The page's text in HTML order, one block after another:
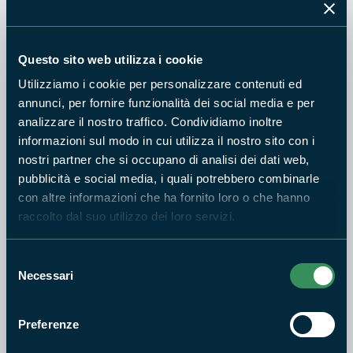
Questo sito web utilizza i cookie
Utilizziamo i cookie per personalizzare contenuti ed
annunci, per fornire funzionalità dei social media e per
analizzare il nostro traffico. Condividiamo inoltre
informazioni sul modo in cui utilizza il nostro sito con i
nostri partner che si occupano di analisi dei dati web,
pubblicità e social media, i quali potrebbero combinarle
con altre informazioni che ha fornito loro o che hanno
raccolto dal suo utilizzo dei loro servizi.
delNecessari
Preferenze
PARCO MONTI AUSONI E LAGO DI FONDI
Avviso pubblico per la
consultazione degli
stakeholders ai fini
dell'aggiornamento del PIAO
2026/2028.
16
GEN
VI Giornata Nazionale del
Servizio Civile Universale